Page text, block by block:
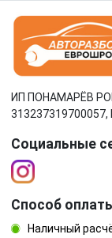
ИП ПОНАМАРЁВ
Социальные
Способ
Наличный